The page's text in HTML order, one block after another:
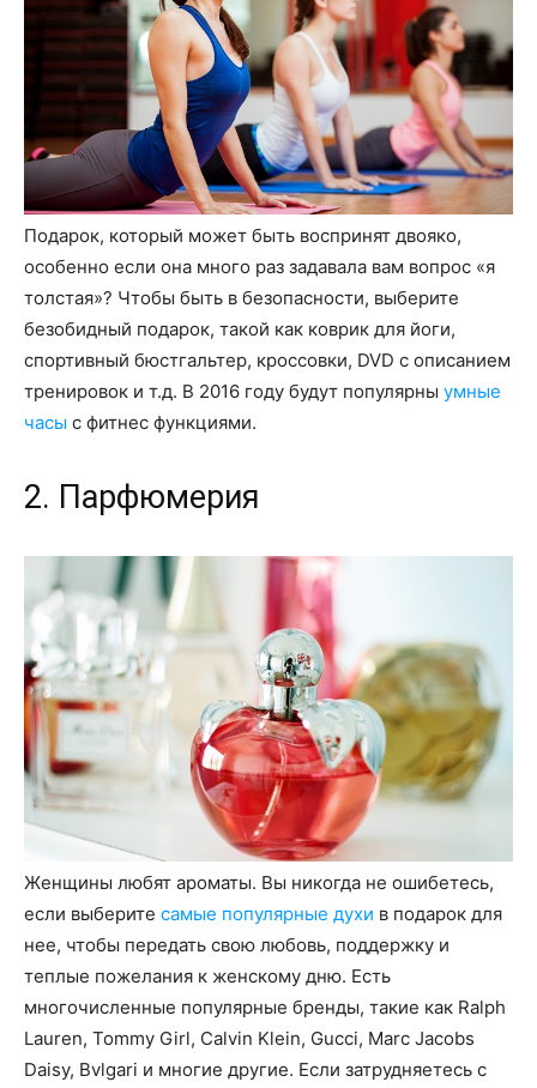
Подарок, который может быть воспринят двояко,
особенно если она много раз задавала вам вопрос «я
толстая»? Чтобы быть в безопасности, выберите
безобидный подарок, такой как коврик для йоги,
спортивный бюстгальтер, кроссовки, DVD с описанием
тренировок и т.д. В 2016 году будут популярны умные
часы с фитнес функциями.
2. Парфюмерия
Женщины любят ароматы. Вы никогда не ошибетесь,
если выберите самые популярные духи в подарок для
нее, чтобы передать свою любовь, поддержку и
теплые пожелания к женскому дню. Есть
многочисленные популярные бренды, такие как Ralph
Lauren, Tommy Girl, Calvin Klein, Gucci, Marc Jacobs
Daisy, Bvlgari и многие другие. Если затрудняетесь с